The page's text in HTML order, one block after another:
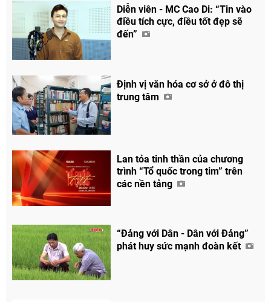
Diễn viên - MC Cao Di: “Tin vào
điều tích cực, điều tốt đẹp sẽ
đến”
Định vị văn hóa cơ sở ở đô thị
trung tâm
Lan tỏa tinh thần của chương
trình “Tổ quốc trong tim” trên
các nền tảng
“Đảng với Dân - Dân với Đảng”
phát huy sức mạnh đoàn kết